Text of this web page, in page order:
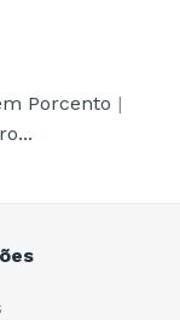
Porcento |